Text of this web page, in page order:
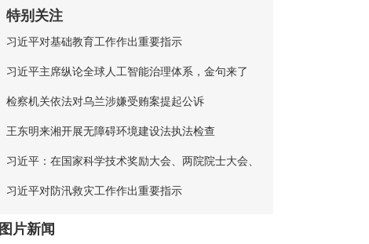
特别关注
习近平对基础教育工作作出重要指示
习近平主席纵论全球人工智能治理体系，金句来了
检察机关依法对乌兰涉嫌受贿案提起公诉
王东明来湘开展无障碍环境建设法执法检查
习近平：在国家科学技术奖励大会、两院院士大会、
中国科协第十一次全国代表大会上的讲话
习近平对防汛救灾工作作出重要指示
图片新闻